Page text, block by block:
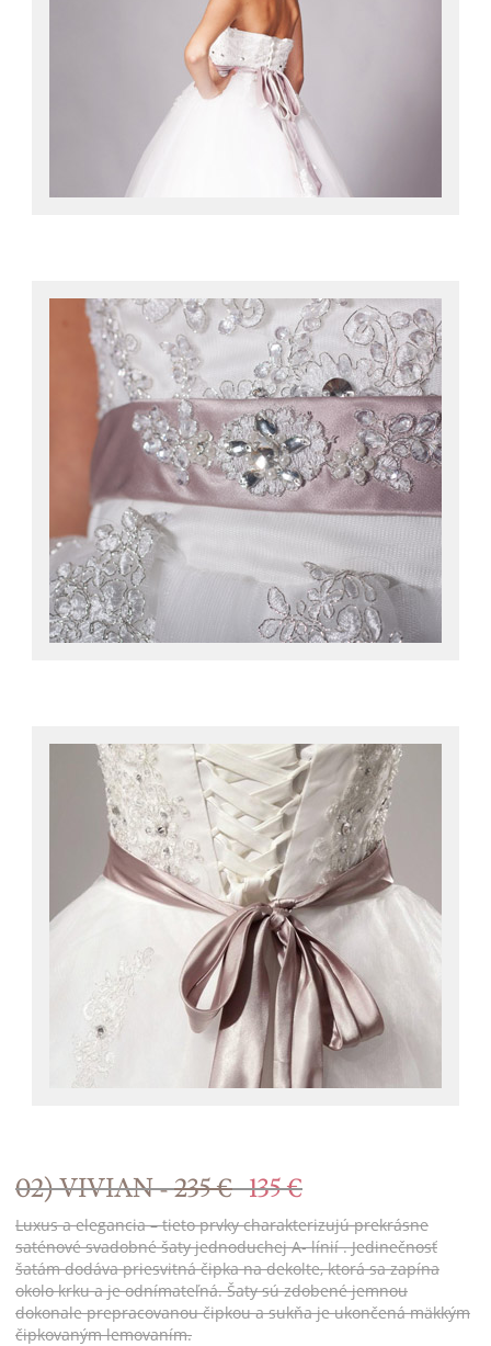
02) VIVIAN -235 € 135 €
Luxus a elegancia – tieto prvky charakterizujú prekrásne
saténové svadobné šaty jednoduchej A- línií . Jedinečnosť
šatám dodáva priesvitná čipka na dekolte, ktorá sa zapína
okolo krku a je odnímateľná. Šaty sú zdobené jemnou
dokonale prepracovanou čipkou a sukňa je ukončená mäkkým
čipkovaným lemovaním.